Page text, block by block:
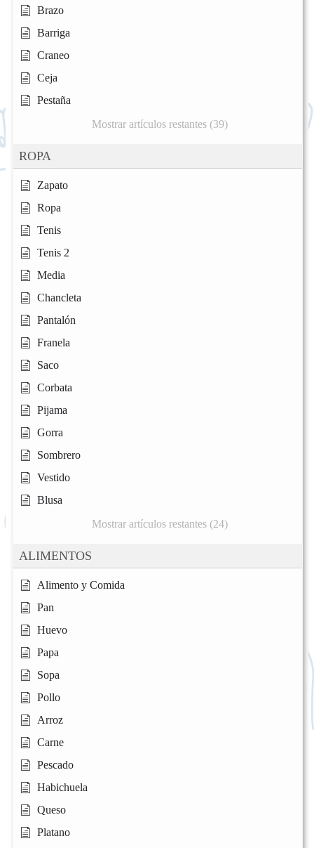
Brazo
Barriga
Craneo
Ceja
Pestaña
Mostrar artículos restantes (39)
ROPA
Zapato
Ropa
Tenis
Tenis 2
Media
Chancleta
Pantalón
Franela
Saco
Corbata
Pijama
Gorra
Sombrero
Vestido
Blusa
Mostrar artículos restantes (24)
ALIMENTOS
Alimento y Comida
Pan
Huevo
Papa
Sopa
Pollo
Arroz
Carne
Pescado
Habichuela
Queso
Platano